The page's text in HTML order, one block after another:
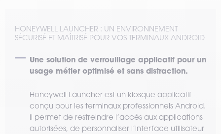
HONEYWELL LAUNCHER : UN ENVIRONNEMENT
SÉCURISÉ ET MAÎTRISÉ POUR VOS TERMINAUX ANDROID
Une solution de verrouillage applicatif pour un
usage métier optimisé et sans distraction.
Honeywell Launcher est un kiosque applicatif
conçu pour les terminaux professionnels Android.
Il permet de restreindre l’accès aux applications
autorisées, de personnaliser l’interface utilisateur